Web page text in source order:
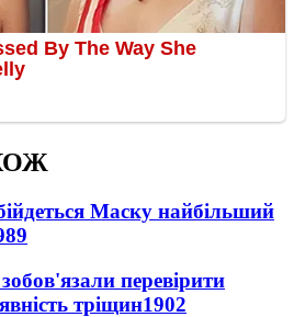
Маску найбільший
перевірити
тріщин1902